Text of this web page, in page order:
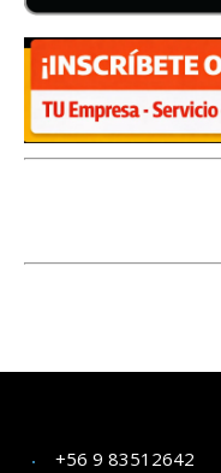
+56 9 83512642